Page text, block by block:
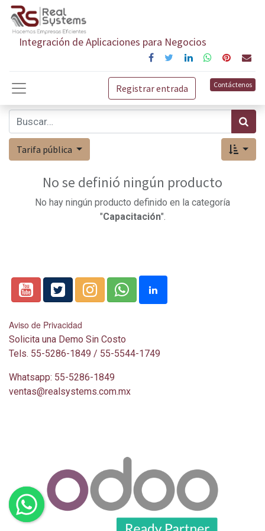
Integración de Aplicaciones para Negocios
Registrar entrada Contáctenos
Tarifa pública
No se definió ningún producto
No hay ningún producto definido en la categoría
"Capacitación".
Aviso de Privacidad
Solicita una Demo Sin Costo
Tels. 55-5286-1849 / 55-5544-1749
Whatsapp: 55-5286-1849
ventas@realsystems.com.mx